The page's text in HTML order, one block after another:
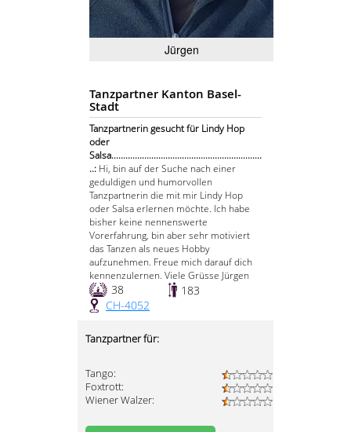
Jürgen
Tanzpartner Kanton Basel-
Stadt
Tanzpartnerin gesucht für Lindy Hop
oder
Salsa................................................................
..: Hi, bin auf der Suche nach einer
geduldigen und humorvollen
Tanzpartnerin die mit mir Lindy Hop
oder Salsa erlernen möchte. Ich habe
bisher keine nennenswerte
Vorerfahrung, bin aber sehr motiviert
das Tanzen als neues Hobby
aufzunehmen. Freue mich darauf dich
kennenzulernen. Viele Grüsse Jürgen
38
183
CH-4052
Tanzpartner für:
Tango:
Foxtrott:
Wiener Walzer: